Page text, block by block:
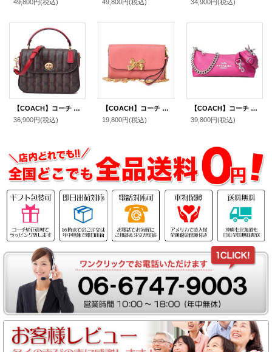
49,800円(税込) 49,800円(税込) 34,900円(税込)
【COACH】コーチ コーティングキャンバス スムースレザー シグネチャー マーリー キルティング トップ ハンドル サッチェル クロスボディ 斜め掛け 2WAY ショルダー ハンドバッグ ブラウン×レッド（日本未発売）
36,900円(税込)
【COACH】コーチ レザー チェーン ショルダー クロスボディ クラッチ リストレット 3WAY 斜め掛けバッグ ヴィンテージピンク（日本未発売）
19,800円(税込)
【COACH】コーチ ぺブルレザー シャーロット クロスボディ チェーン 3WAY ショルダー 斜め掛け クラッチ ハンドバッグ ブライトバイオレット（日本未発売）
39,800円(税込)